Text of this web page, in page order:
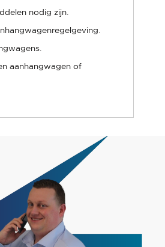
nodig zijn.
aanhangwagen of